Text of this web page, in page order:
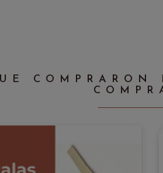
COMPRARON